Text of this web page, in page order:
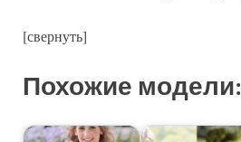
[свернуть]
Похожие модели: